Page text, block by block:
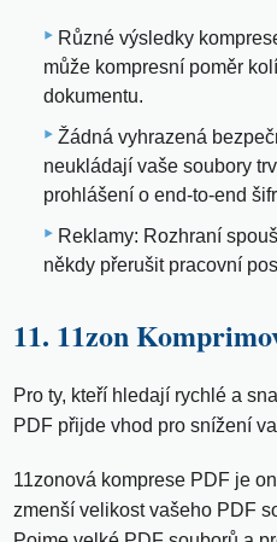
Různé výsledky
může kompresní poměr
dokumentu.
Žádná vyhrazená
neukládají vaše soubory
prohlášení o end-to-end
Reklamy: Rozhraní
někdy přerušit pracovní
11. 11zon
Pro ty, kteří hledají rychlé a
PDF přijde vhod pro snížení
11zonová komprese PDF je
zmenší velikost vašeho PDF